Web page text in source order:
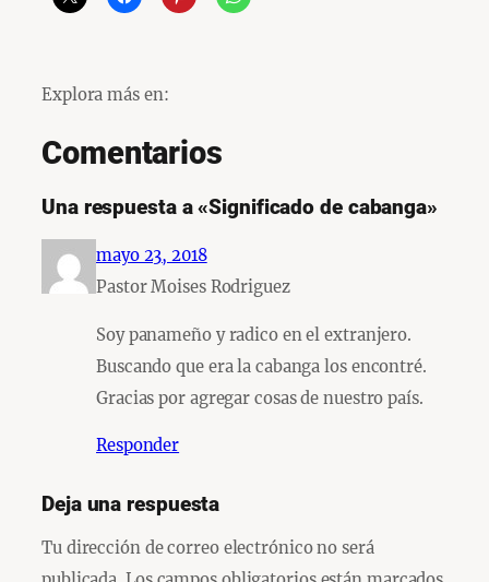
Explora más en:
Comentarios
Una respuesta a «Significado de cabanga»
mayo 23, 2018
Pastor Moises Rodriguez
Soy panameño y radico en el extranjero.
Buscando que era la cabanga los encontré.
Gracias por agregar cosas de nuestro país.
Responder
Deja una respuesta
Tu dirección de correo electrónico no será